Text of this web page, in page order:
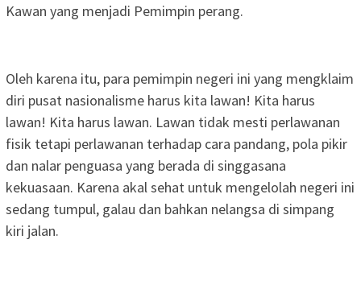
Kawan yang menjadi Pemimpin perang.
Oleh karena itu, para pemimpin negeri ini yang mengklaim
diri pusat nasionalisme harus kita lawan! Kita harus
lawan! Kita harus lawan. Lawan tidak mesti perlawanan
fisik tetapi perlawanan terhadap cara pandang, pola pikir
dan nalar penguasa yang berada di singgasana
kekuasaan. Karena akal sehat untuk mengelolah negeri ini
sedang tumpul, galau dan bahkan nelangsa di simpang
kiri jalan.